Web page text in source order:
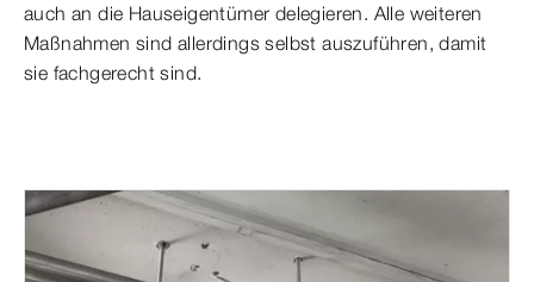
auch an die Hauseigentümer delegieren. Alle weiteren
Maßnahmen sind allerdings selbst auszuführen, damit
sie fachgerecht sind.